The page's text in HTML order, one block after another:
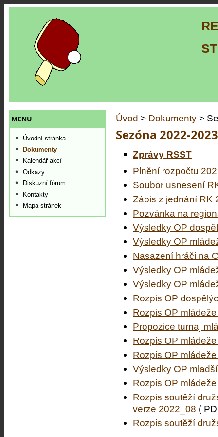
Úvod > Dokumenty >
Sezóna 2022-2023
Zprávy RSST
Plnění rozpočtu
Soubor usnesení
Zápis z jednání RK
Pozvánka na
Výsledky OP
Výsledky OP
Nasazení hráči na
Výsledky OP
Výsledky OP
Rozpis OP
Rozpis OP
Propozice turnaj
Rozpis OP
Rozpis OP
Výsledky OP
Rozpis OP
Rozpis soutěží
verze 2022_08 (
Rozpis soutěží
MENU
Úvodní stránka
Dokumenty
Kalendář akcí
Odkazy
Diskuzní fórum
Kontakty
Mapa stránek